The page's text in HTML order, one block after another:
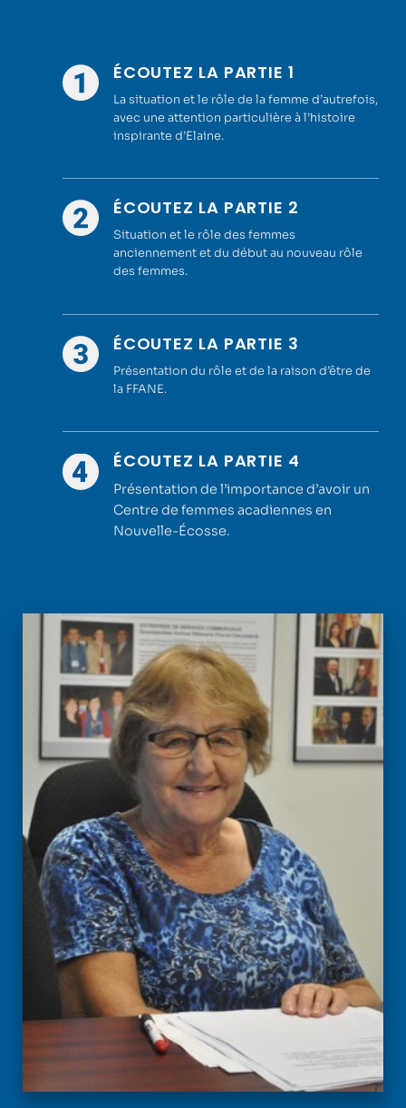
ÉCOUTEZ LA PARTIE 1
La situation et le rôle de la femme d’autrefois,
avec une attention particulière à l’histoire
inspirante d’Elaine.
ÉCOUTEZ LA PARTIE 2
Situation et le rôle des femmes
anciennement et du début au nouveau rôle
des femmes.
ÉCOUTEZ LA PARTIE 3
Présentation du rôle et de la raison d’être de
la FFANE.
ÉCOUTEZ LA PARTIE 4
Présentation de l’importance d’avoir un
Centre de femmes acadiennes en
Nouvelle-Écosse.